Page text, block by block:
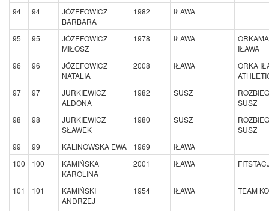
94 94
JÓZEFOWICZ
BARBARA
1982 IŁAWA
95 95
JÓZEFOWICZ
MIŁOSZ
1978 IŁAWA
IŁAWA
96
96
JÓZEFOWICZ
NATALIA
2008 IŁAWA
ORKA
97
97
JURKIEWICZ
ALDONA
1982 SUSZ
SUSZ
98
98
JURKIEWICZ
SŁAWEK
1980 SUSZ
SUSZ
99
99 KALINOWSKA EWA 1969
IŁAWA
100
100
KAMIŃSKA
KAROLINA
2001 IŁAWA
101 101
KAMIŃSKI
ANDRZEJ
1954 IŁAWA TEAM